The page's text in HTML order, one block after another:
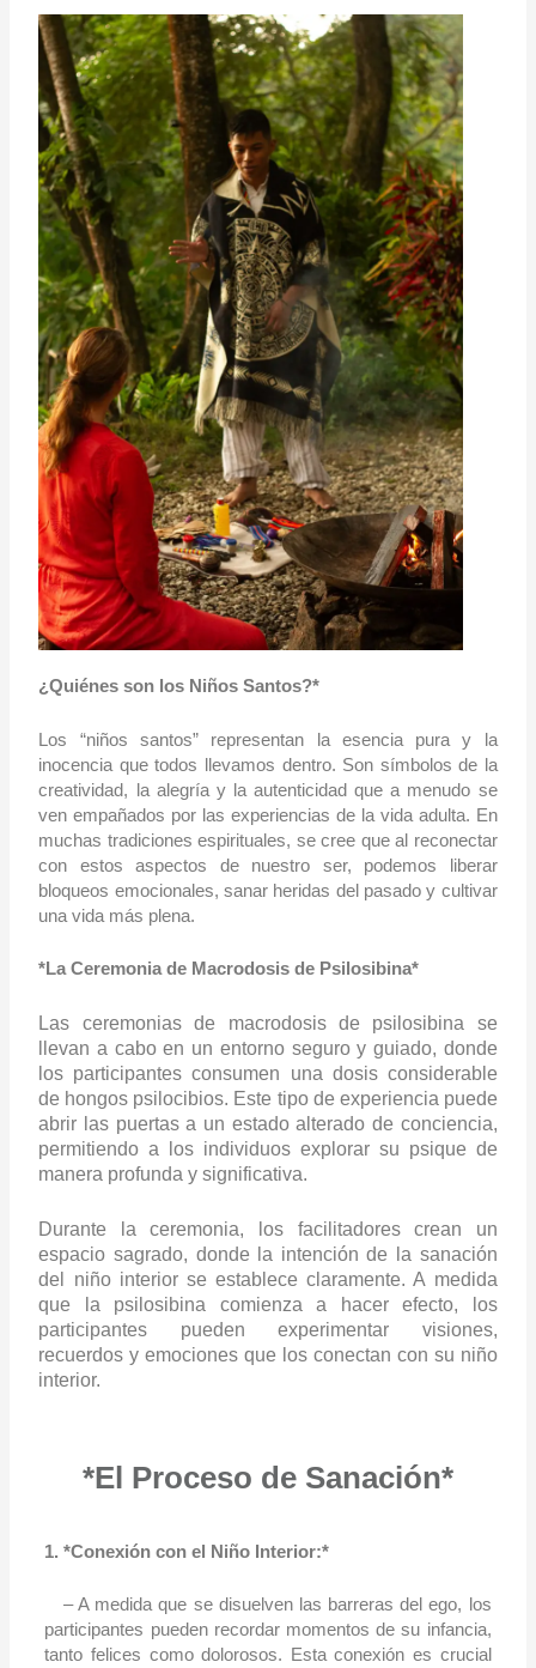
¿Quiénes son los Niños Santos?*
Los “niños santos” representan la esencia pura y la
inocencia que todos llevamos dentro. Son símbolos de la
creatividad, la alegría y la autenticidad que a menudo se
ven empañados por las experiencias de la vida adulta. En
muchas tradiciones espirituales, se cree que al reconectar
con estos aspectos de nuestro ser, podemos liberar
bloqueos emocionales, sanar heridas del pasado y cultivar
una vida más plena.
*La Ceremonia de Macrodosis de Psilosibina*
Las ceremonias de macrodosis de psilosibina se
llevan a cabo en un entorno seguro y guiado, donde
los participantes consumen una dosis considerable
de hongos psilocibios. Este tipo de experiencia puede
abrir las puertas a un estado alterado de conciencia,
permitiendo a los individuos explorar su psique de
manera profunda y significativa.
Durante la ceremonia, los facilitadores crean un
espacio sagrado, donde la intención de la sanación
del niño interior se establece claramente. A medida
que la psilosibina comienza a hacer efecto, los
participantes pueden experimentar visiones,
recuerdos y emociones que los conectan con su niño
interior.
*El Proceso de Sanación*
1. *Conexión con el Niño Interior:*
– A medida que se disuelven las barreras del ego, los
participantes pueden recordar momentos de su infancia,
tanto felices como dolorosos. Esta conexión es crucial